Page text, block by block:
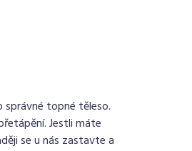
topné těleso.
Jestli máte
se u nás zastavte a